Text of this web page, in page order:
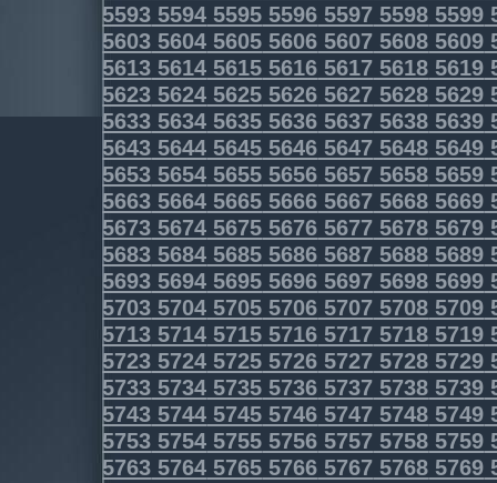
5593 5594 5595 5596 5597 5598 5599
5603 5604 5605 5606 5607 5608 5609
5613 5614 5615 5616 5617 5618 5619
5623 5624 5625 5626 5627 5628 5629
5633 5634 5635 5636 5637 5638 5639
5643 5644 5645 5646 5647 5648 5649
5653 5654 5655 5656 5657 5658 5659
5663 5664 5665 5666 5667 5668 5669
5673 5674 5675 5676 5677 5678 5679
5683 5684 5685 5686 5687 5688 5689
5693 5694 5695 5696 5697 5698 5699
5703 5704 5705 5706 5707 5708 5709
5713 5714 5715 5716 5717 5718 5719
5723 5724 5725 5726 5727 5728 5729
5733 5734 5735 5736 5737 5738 5739
5743 5744 5745 5746 5747 5748 5749
5753 5754 5755 5756 5757 5758 5759
5763 5764 5765 5766 5767 5768 5769